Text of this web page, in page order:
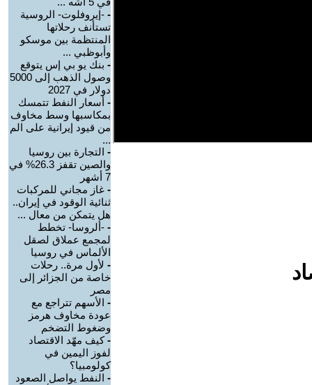
- -إيروفلوت- الروسية
تستأنف رحلاتها
المنتظمة بين موسكو
وأبوظبي ...
- بنك يو بي إس يتوقع
وصول الذهب إلى 5000
دولار في 2027
- أسعار النفط تتمسك
بمكاسبها وسط مخاوف
من قيود إيرانية على الم
...
- التجارة بين روسيا
والصين تقفز 26.3% في
7 أشهر
- غاز مجاني للمركبات
ثنائية الوقود في إيران..
هل يتمكن من معال ...
- -ألروسا- تخطط
لمجمع عملاق لصقل
الألماس في روسيا
- لأول مرة.. رحلات
خاصة من الجزائر إلى
مصر
- الأسهم تتراجع مع
عودة مخاوف هرمز
وضغوط التضخم
-كيف مهّد الاقتصاد
لفوز اليمين في
كولومبيا؟
- النفط يواصل الصعود